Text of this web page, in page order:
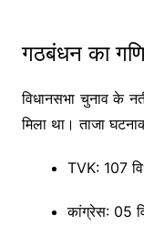
गठबंधन का
विधानसभा चुनाव के
मिला था। ताजा
TVK: 107
कांग्रेस: 05